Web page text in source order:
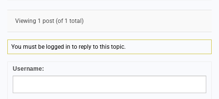
Viewing 1 post (of 1 total)
You must be logged in to reply to this topic.
Username: